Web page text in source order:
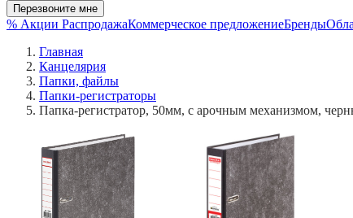
Перезвоните мне
% Акции РаспродажаКоммерческое предложениеБренды
Главная
Канцелярия
Папки, файлы
Папки-регистраторы
Папка-регистратор, 50мм, с арочным механизмом,